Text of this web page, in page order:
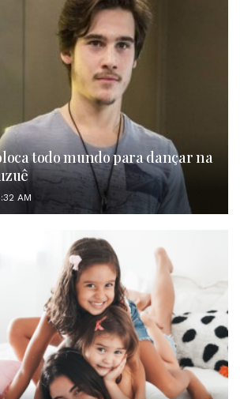
todo mundo para dançar na
AM